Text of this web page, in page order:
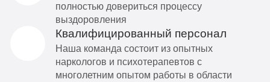
полностью довериться процессу
выздоровления
Квалифицированный персонал
Наша команда состоит из опытных
наркологов и психотерапевтов с
многолетним опытом работы в области